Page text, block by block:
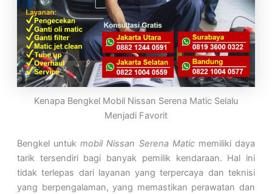
Kenapa Bengkel Mobil Nissan Serena Matic Selalu
Menjadi Favorit
Bengkel untukmobil Nissan Serena Maticmemiliki daya
tarik tersendiri bagi banyak pemilik kendaraan. Hal ini
tidak terlepas dari layanan yang terpercaya dan teknisi
yang berpengalaman, yang memastikan perawatan dan